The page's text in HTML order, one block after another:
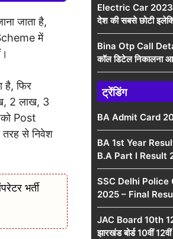
जाता है,
में
है, फिर
2 लाख, 3
Post
से निवेश
भर्ती
Electric Car
देश की सबसे छोटी
Bina Otp Call
कॉल डिटेल निकालना
ट्रेंडिंग
BA Admit Card
BA 1st Year
B.A Part I Result
SSC Delhi
2025 – Final
JAC Board 10th
झारखंड बोर्ड 10वीं